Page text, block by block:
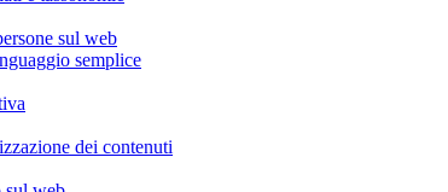
sul web
semplice
dei contenuti